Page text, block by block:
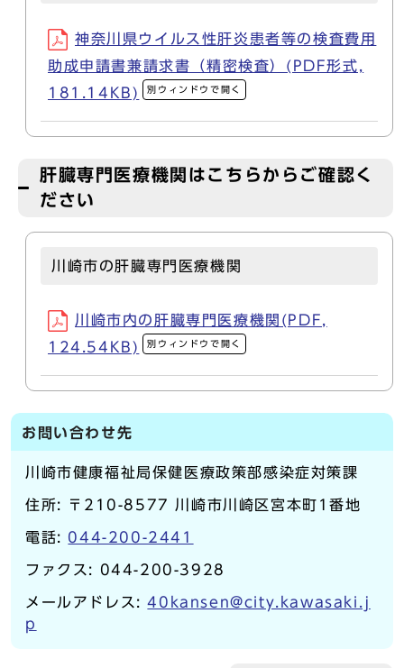
神奈川県ウイルス性肝炎患者等の検査費用
助成申請書兼請求書（精密検査）(PDF形式,
181.14KB)
別ウィンドウで開く
肝臓専門医療機関はこちらからご確認く
ださい
川崎市の肝臓専門医療機関
川崎市内の肝臓専門医療機関(PDF,
124.54KB)
別ウィンドウで開く
お問い合わせ先
川崎市健康福祉局保健医療政策部感染症対策課
住所: 〒210-8577 川崎市川崎区宮本町1番地
電話: 044-200-2441
ファクス: 044-200-3928
メールアドレス:40kansen@city.kawasaki.j
p